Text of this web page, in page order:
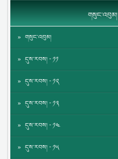
གསུང་འབུམ།
གསུང་འབུམ།
དུས་རབས། - ༡༡
དུས་རབས། - ༡༢
དུས་རབས། - ༡༣
དུས་རབས། - ༡༤
དུས་རབས། - ༡༥